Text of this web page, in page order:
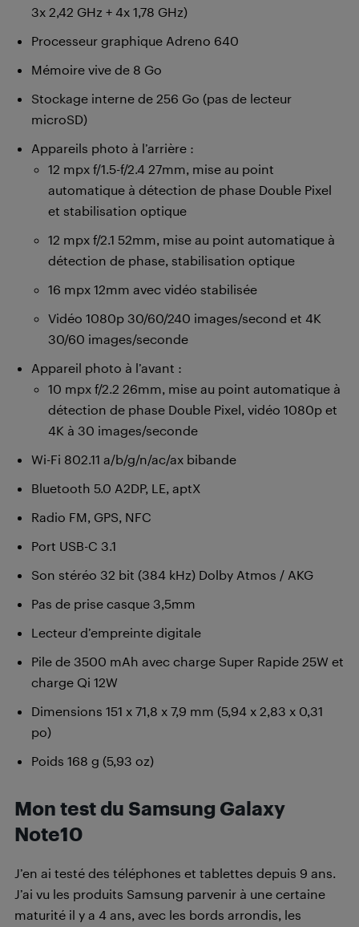
3x 2,42 GHz + 4x 1,78 GHz)
Processeur graphique Adreno 640
Mémoire vive de 8 Go
Stockage interne de 256 Go (pas de lecteur
microSD)
Appareils photo à l’arrière :
12 mpx f/1.5-f/2.4 27mm, mise au point
automatique à détection de phase Double Pixel
et stabilisation optique
12 mpx f/2.1 52mm, mise au point automatique à
détection de phase, stabilisation optique
16 mpx 12mm avec vidéo stabilisée
Vidéo 1080p 30/60/240 images/second et 4K
30/60 images/seconde
Appareil photo à l’avant :
10 mpx f/2.2 26mm, mise au point automatique à
détection de phase Double Pixel, vidéo 1080p et
4K à 30 images/seconde
Wi-Fi 802.11 a/b/g/n/ac/ax bibande
Bluetooth 5.0 A2DP, LE, aptX
Radio FM, GPS, NFC
Port USB-C 3.1
Son stéréo 32 bit (384 kHz) Dolby Atmos / AKG
Pas de prise casque 3,5mm
Lecteur d’empreinte digitale
Pile de 3500 mAh avec charge Super Rapide 25W et
charge Qi 12W
Dimensions 151 x 71,8 x 7,9 mm (5,94 x 2,83 x 0,31
po)
Poids 168 g (5,93 oz)
Mon test du Samsung Galaxy
Note10
J’en ai testé des téléphones et tablettes depuis 9 ans.
J’ai vu les produits Samsung parvenir à une certaine
maturité il y a 4 ans, avec les bords arrondis, les